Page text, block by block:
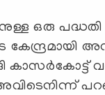
ഒരു